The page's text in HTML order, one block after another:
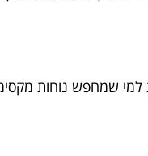
שמחפש נוחות